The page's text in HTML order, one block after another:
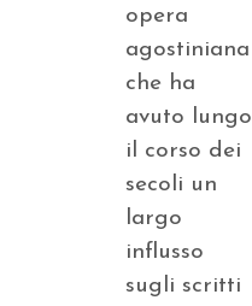
opera
agostiniana
che ha
avuto lungo
il corso dei
secoli un
largo
influsso
sugli scritti